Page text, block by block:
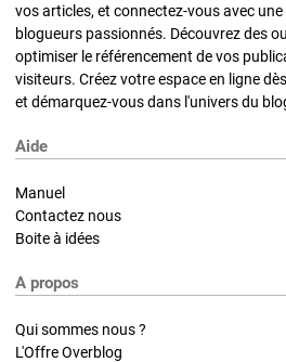
vos articles, et connectez-vous avec
blogueurs passionnés. Découvrez des
optimiser le référencement de vos
visiteurs. Créez votre espace en ligne
et démarquez-vous dans l'univers du
Aide
Manuel
Contactez nous
Boite à idées
A propos
Qui sommes nous ?
L'Offre Overblog